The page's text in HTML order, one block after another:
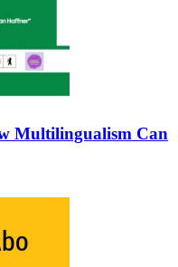
Multilingualism Can